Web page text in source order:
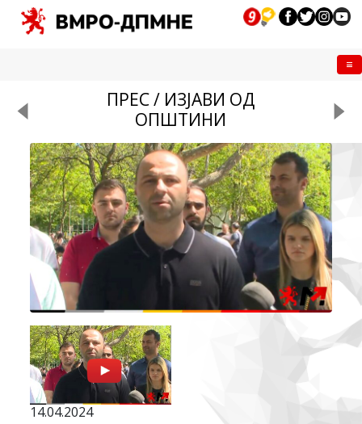
ПРЕС / ИЗЈАВИ ОД
ОПШТИНИ
14.04.2024